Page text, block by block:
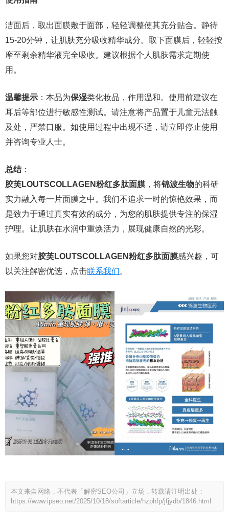
洁面后，取出面膜敷于面部，轻轻调整使其充分贴合。静待
15-20分钟，让肌肤充分吸收精华成分。取下面膜后，轻轻按
摩至剩余精华液完全吸收。建议根据个人肌肤需求定期使
用。
温馨提示 ：本品为保湿类化妆品，作用温和。使用前建议在
耳后等部位进行敏感性测试。请注意将产品置于儿童无法触
及处，严禁口服。如使用过程中出现不适，请立即停止使用
并咨询专业人士。
总结：
胶芙LOUTSCOLLAGEN粉红多肽面膜 ，将锦波生物的科研
实力融入每一片面膜之中。我们不追求一时的惊艳效果，而
是致力于通过真实有效的成分，为您的肌肤提供专注的保湿
护理。让肌肤在水润中重焕活力，展现健康自然的光彩。
如果您对胶芙LOUTSCOLLAGEN粉红多肽面膜感兴趣，可
以关注解密优选，点击联系我们。
本文来自网络，不代表「解密SEO公司」立场，转载请注明出处：
https://www.ipseo.net/2025/10/18/softarticle/hzphfp/jfjydb/1846.html